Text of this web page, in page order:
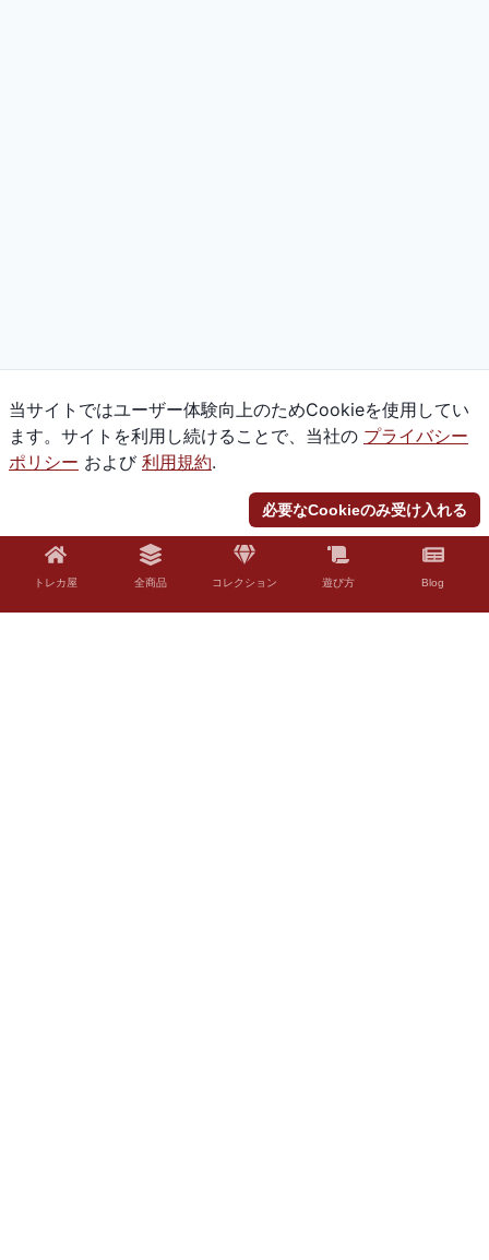
当サイトではユーザー体験向上のためCookieを使用してい
ます。サイトを利用し続けることで、当社の プライバシー
ポリシー および 利用規約.
必要なCookieのみ受け入れる
トレカ屋 全商品 コレクション 遊び方 Blog